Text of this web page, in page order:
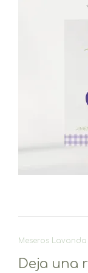
Navegación
entradas
Meseros Lavanda
Deja una